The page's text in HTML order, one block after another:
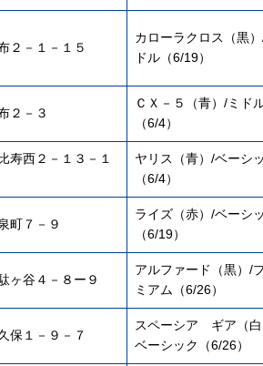
２－１－１５
カローラクロス（黒）
ドル（6/19）
２－３
ＣＸ－５（青）/ミド
（6/4）
寿西２－１３－１
ヤリス（青）/ベーシ
（6/4）
町７－９
ライズ（赤）/ベーシ
（6/19）
ヶ谷４－８ー９
アルファード（黒）/
ミアム（6/26）
保１－９－７
スペーシア ギア（
ベーシック（6/26）